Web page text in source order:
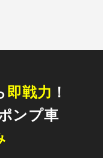
即戦力 ！
ンプ車